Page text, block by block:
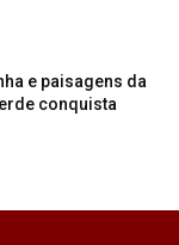
e paisagens da
conquista